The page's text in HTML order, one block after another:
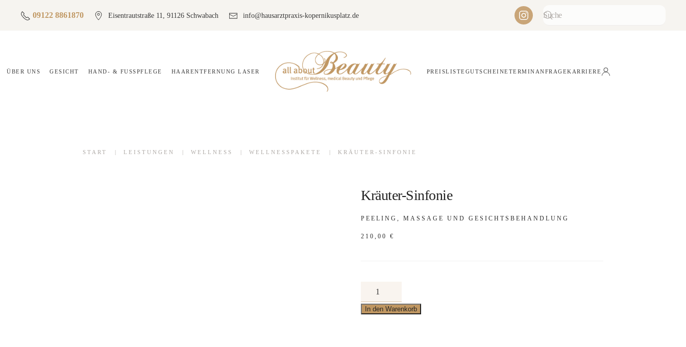
09122 8861870 Eisentrautstraße 11, 91126 Schwabach info@hausarztpraxis-kopernikusplatz.de
ÜBER UNS GESICHT HAND- & FUSSPFLEGE HAARENTFERNUNG LASER PREISLISTEGUTSCHEINETERMINANFRAGEKARRIERE
START LEISTUNGEN WELLNESS WELLNESSPAKETE KRÄUTER-SINFONIE
Kräuter-Sinfonie
PEELING, MASSAGE UND GESICHTSBEHANDLUNG
210,00 €
Kräuter-
Sinfonie
Menge
In den Warenkorb